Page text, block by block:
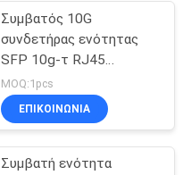
Συμβατός 10G
συνδετήρας ενότητας
SFP 10g-τ RJ45
πομποδεκτών χαλκού
SFP+ της Cisco
MOQ:1pcs
ΕΠΙΚΟΙΝΩΝΙΑ
Συμβατή ενότητα